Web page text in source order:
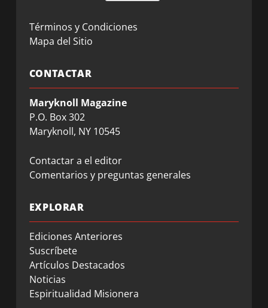
Términos y Condiciones
Mapa del Sitio
CONTACTAR
Maryknoll Magazine
P.O. Box 302
Maryknoll, NY 10545
Contactar a el editor
Comentarios y preguntas generales
EXPLORAR
Ediciones Anteriores
Suscríbete
Artículos Destacados
Noticias
Espiritualidad Misionera